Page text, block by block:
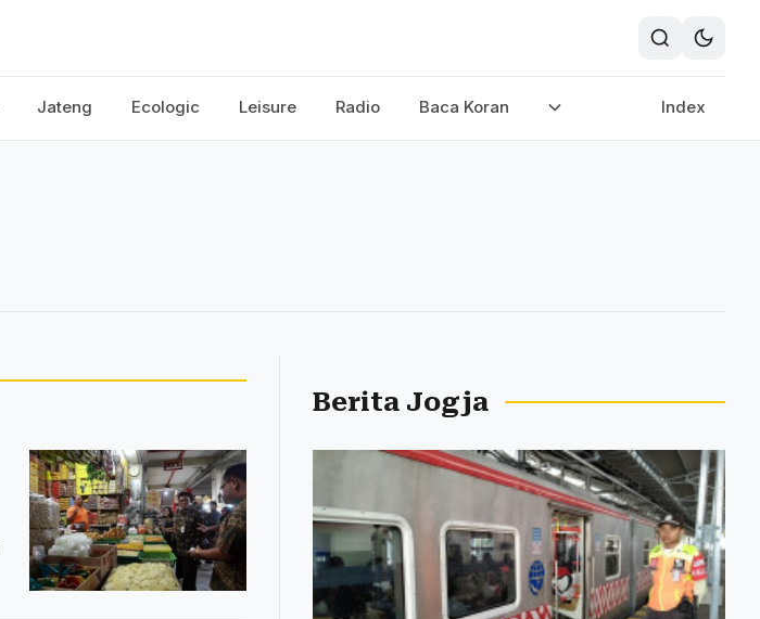
Jateng Ecologic Leisure Radio Baca Koran Index
Berita Jogja